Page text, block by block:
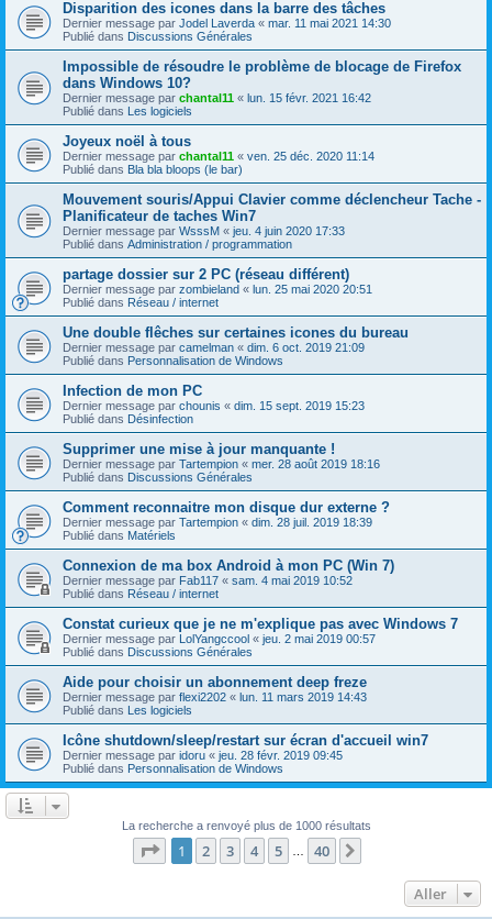
Disparition des icones dans la barre des tâches
Dernier message par Jodel Laverda « mar. 11 mai 2021 14:30
Publié dans Discussions Générales
Impossible de résoudre le problème de blocage de Firefox
dans Windows 10?
Dernier message par chantal11 « lun. 15 févr. 2021 16:42
Publié dans Les logiciels
Joyeux noël à tous
Dernier message par chantal11 « ven. 25 déc. 2020 11:14
Publié dans Bla bla bloops (le bar)
Mouvement souris/Appui Clavier comme déclencheur Tache -
Planificateur de taches Win7
Dernier message par WsssM « jeu. 4 juin 2020 17:33
Publié dans Administration / programmation
partage dossier sur 2 PC (réseau différent)
Dernier message par zombieland « lun. 25 mai 2020 20:51
Publié dans Réseau / internet
Une double flêches sur certaines icones du bureau
Dernier message par camelman « dim. 6 oct. 2019 21:09
Publié dans Personnalisation de Windows
Infection de mon PC
Dernier message par chounis « dim. 15 sept. 2019 15:23
Publié dans Désinfection
Supprimer une mise à jour manquante !
Dernier message par Tartempion « mer. 28 août 2019 18:16
Publié dans Discussions Générales
Comment reconnaitre mon disque dur externe ?
Dernier message par Tartempion « dim. 28 juil. 2019 18:39
Publié dans Matériels
Connexion de ma box Android à mon PC (Win 7)
Dernier message par Fab117 « sam. 4 mai 2019 10:52
Publié dans Réseau / internet
Constat curieux que je ne m'explique pas avec Windows 7
Dernier message par LolYangccool « jeu. 2 mai 2019 00:57
Publié dans Discussions Générales
Aide pour choisir un abonnement deep freze
Dernier message par flexi2202 « lun. 11 mars 2019 14:43
Publié dans Les logiciels
Icône shutdown/sleep/restart sur écran d'accueil win7
Dernier message par idoru « jeu. 28 févr. 2019 09:45
Publié dans Personnalisation de Windows
La recherche a renvoyé plus de 1000 résultats
Page 1sur40
1 2 3 4 5 40
Aller